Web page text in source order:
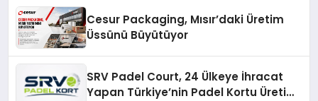
Cesur Packaging, Mısır’daki Üretim
Üssünü Büyütüyor
SRV Padel Court, 24 Ülkeye İhracat
Yapan Türkiye’nin Padel Kortu Üretim